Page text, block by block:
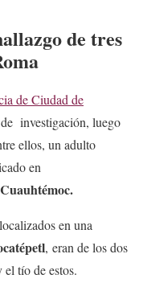
de tres
de Ciudad de
investigación, luego
ellos, un adulto
en
en una
, eran de los dos
tío de estos.